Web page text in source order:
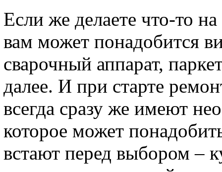
Если же делаете что-то
вам может понадобится
сварочный аппарат,
далее. И при старте
всегда сразу же имеют
которое может
встают перед выбором –